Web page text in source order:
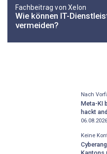
Fachbeitrag von Xelon
Wie können IT-
vermeiden?
Nach
Meta-KI
hackt
Keine